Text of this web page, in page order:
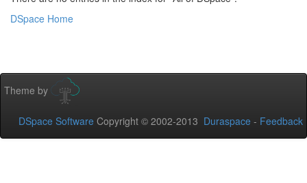
DSpace Home
Theme by
DSpace Software Copyright © 2002-2013 Duraspace - Feedback